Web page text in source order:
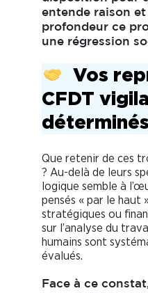
entende raison et
profondeur ce
une régression
Vos
CFDT
déterminés
Que retenir de ces
? Au-delà de leurs
logique semble à
pensés « par le haut
stratégiques ou
sur l’analyse du
humains sont
évalués.
Face à ce